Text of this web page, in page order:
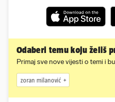
Odaberi temu koju želiš
Primaj sve nove vijesti o temi i
zoran milanović